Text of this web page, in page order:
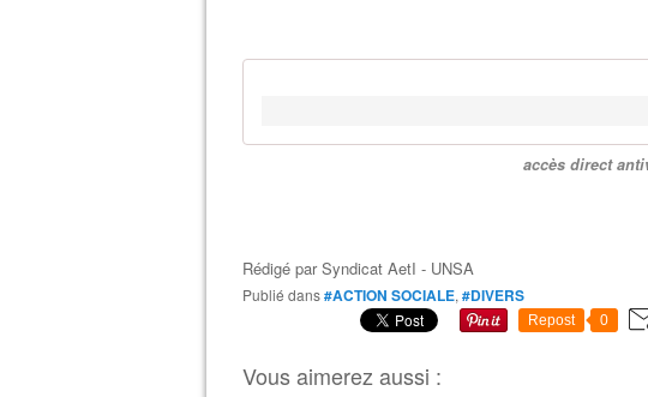
accès direct
Rédigé parSyndicat AetI - UNSA
Publié dans#ACTION SOCIALE, #DIVERS
Repost 0
Vous aimerez aussi :